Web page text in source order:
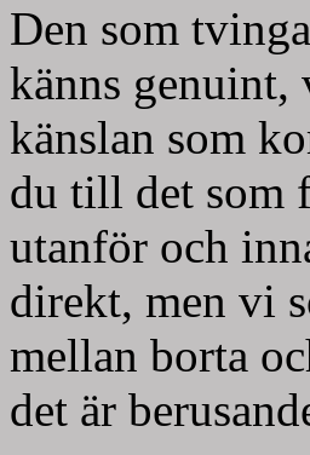
Den som
känns genuint,
känslan som
du till det som
utanför och
direkt, men vi
mellan borta
det är